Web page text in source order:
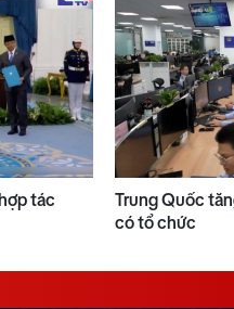
tác
Trung Quốc
có tổ chức